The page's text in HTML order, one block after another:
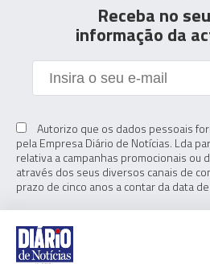
Receba no
informação da
Autorizo que os dados pessoais
pela Empresa Diário de Notícias. Lda
relativa a campanhas promocionais ou
através dos seus diversos canais de
prazo de cinco anos a contar da data